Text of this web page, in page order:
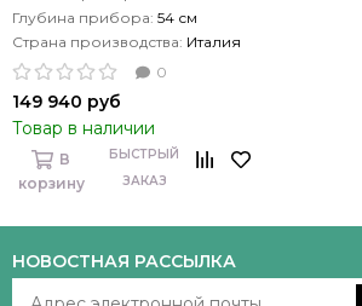
Глубина прибора: 54 см
Страна производства: Италия
0
149 940 руб
Товар в наличии
В
корзину
БЫСТРЫЙ
ЗАКАЗ
НОВОСТНАЯ РАССЫЛКА